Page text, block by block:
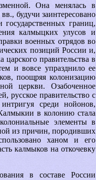
Она менялась в
будучи заинтересовано
границ,
калмыцких улусов и
военных отрядов во
позиций России и,
правительства в
и вовсе упразднило ее
поощряя колонизацию
церкви. Озабоченное
русское правительство с
среди нойонов,
в колонию стала
элементы в
из причин, породивших
ханом и его
калмыков на откочевку
в составе России